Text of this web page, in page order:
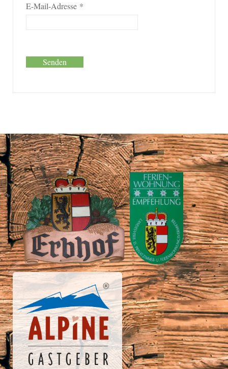
E-Mail-Adresse *
Senden